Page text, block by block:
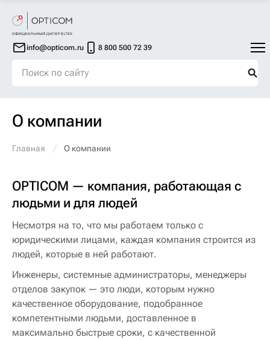
info@opticom.ru 8 800 500 72 39
О компании
Главная О компании
OPTICOM — компания, работающая с
людьми и для людей
Несмотря на то, что мы работаем только с
юридическими лицами, каждая компания строится из
людей, которые в ней работают.
Инженеры, системные администраторы, менеджеры
отделов закупок — это люди, которым нужно
качественное оборудование, подобранное
компетентными людьми, доставленное в
максимально быстрые сроки, с качественной